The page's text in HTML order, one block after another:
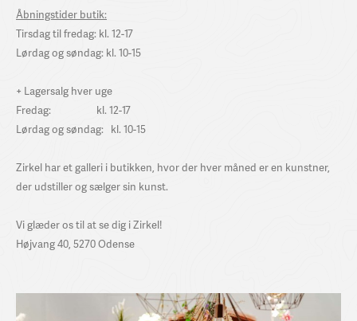
Åbningstider butik:
Tirsdag til fredag: kl. 12-17
Lørdag og søndag: kl. 10-15
+ Lagersalg hver uge
Fredag: kl. 12-17
Lørdag og søndag: kl. 10-15
Zirkel har et galleri i butikken, hvor der hver måned er en kunstner,
der udstiller og sælger sin kunst.
Vi glæder os til at se dig i Zirkel!
Højvang 40, 5270 Odense